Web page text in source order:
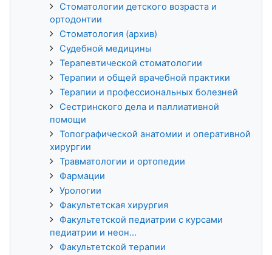
Стоматологии детского возраста и
ортодонтии
Стоматология (архив)
Судебной медицины
Терапевтической стоматологии
Терапии и общей врачебной практики
Терапии и профессиональных болезней
Сестринского дела и паллиативной
помощи
Топографической анатомии и оперативной
хирургии
Травматологии и ортопедии
Фармации
Урологии
Факультетская хирургия
Факультетской педиатрии с курсами
педиатрии и неон...
Факультетской терапии